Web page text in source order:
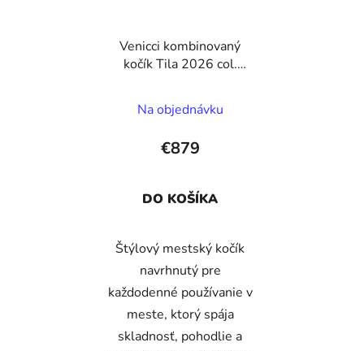
Venicci kombinovaný
kočík Tila 2026 col.
Na objednávku
€879
DO KOŠÍKA
Štýlový mestský kočík
navrhnutý pre
každodenné používanie v
meste, ktorý spája
skladnosť, pohodlie a